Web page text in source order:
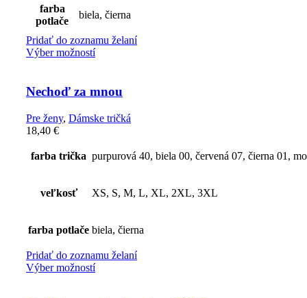
farba
potlače
biela, čierna
Pridať do zoznamu želaní
Výber možností
Nechoď za mnou
Pre ženy, Dámske tričká
18,40 €
farba trička purpurová 40, biela 00, červená 07, čierna 01,
veľkosť XS, S, M, L, XL, 2XL, 3XL
farba potlače biela, čierna
Pridať do zoznamu želaní
Výber možností